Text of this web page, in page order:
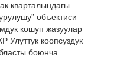
кварталындагы
объектиси
кошуп жазуулар
Улуттук коопсуздук
боюнча